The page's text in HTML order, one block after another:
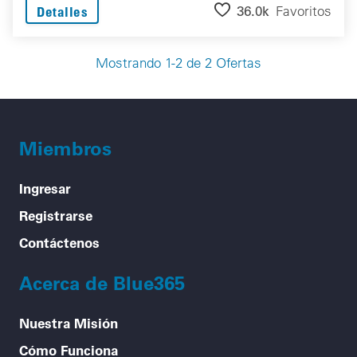
Detalles 36.0k Favoritos
Mostrando 1-2 de 2 Ofertas
Miembros
Ingresar
Registrarse
Contáctenos
Acerca de Blue365
Nuestra Misión
Cómo Funciona